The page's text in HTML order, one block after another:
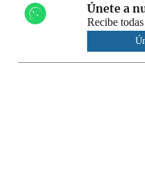
Únete a
Recibe